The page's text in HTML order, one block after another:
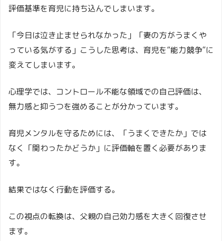
評価基準を育児に持ち込んでしまいます。
「今日は泣き止ませられなかった」「妻の方がうまくや
っている気がする」こうした思考は、育児を“能力競争”に
変えてしまいます。
心理学では、コントロール不能な領域での自己評価は、
無力感と抑うつを強めることが分かっています。
育児メンタルを守るためには、「うまくできたか」では
なく「関わったかどうか」に評価軸を置く必要がありま
す。
結果ではなく行動を評価する。
この視点の転換は、父親の自己効力感を大きく回復させ
ます。